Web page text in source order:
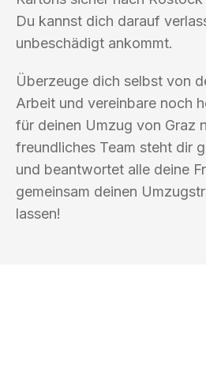
Du kannst dich darauf
unbeschädigt ankommt.
Überzeuge dich selbst von
Arbeit und vereinbare noch
für deinen Umzug von Graz
freundliches Team steht dir
und beantwortet alle deine
gemeinsam deinen
lassen!